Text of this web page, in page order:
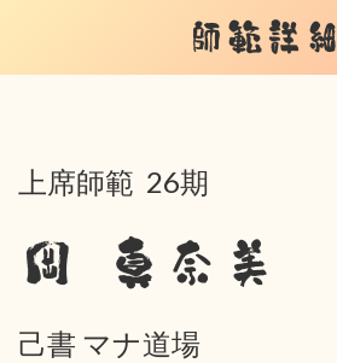
師範詳細
上席師範 26期
岡 真奈美
己書 マナ道場